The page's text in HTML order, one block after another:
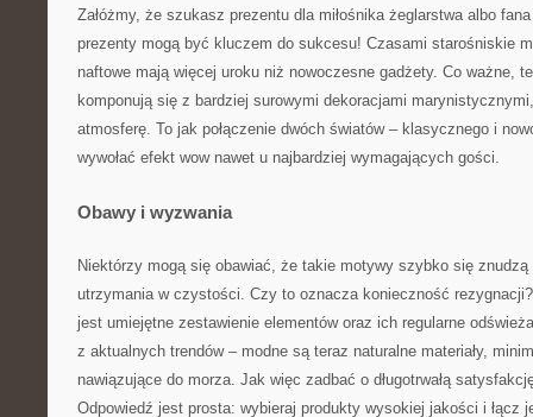
Załóżmy, że szukasz prezentu dla miłośnika żeglarstwa albo
prezenty mogą być kluczem do sukcesu! Czasami starośniskie
naftowe mają więcej uroku niż nowoczesne gadżety. Co ważne,
komponują się z bardziej surowymi dekoracjami
atmosferę. To jak połączenie dwóch światów – klasycznego i
wywołać efekt wow nawet u najbardziej wymagających gości.
Obawy i wyzwania
Niektórzy mogą się obawiać, że takie motywy szybko się znudzą
utrzymania w czystości. Czy to oznacza konieczność
jest umiejętne zestawienie elementów oraz ich regularne
z aktualnych trendów – modne są teraz naturalne materiały,
nawiązujące do morza. Jak więc zadbać o długotrwałą
Odpowiedź jest prosta: wybieraj produkty wysokiej jakości i łącz